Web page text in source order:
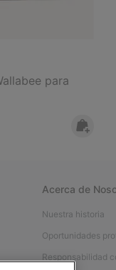
para
Acerca de
Nuestra historia
Oportunidades
Responsabilidad